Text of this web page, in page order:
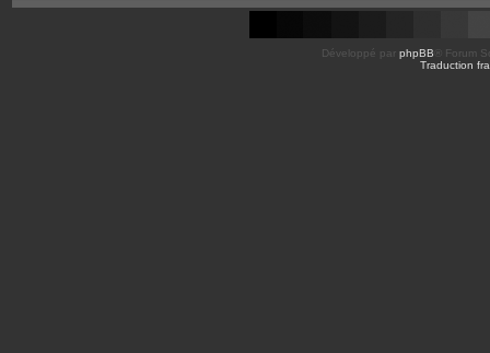
Développé par phpBB ® Forum
Traduction